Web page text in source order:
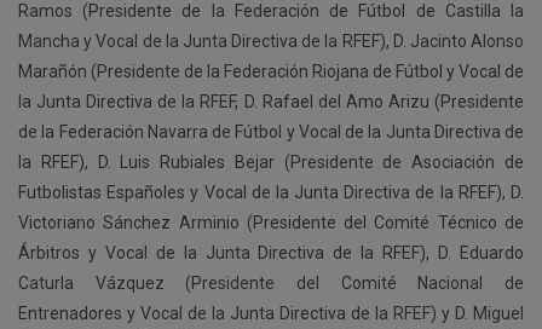
Ramos (Presidente de la Federación de Fútbol de Castilla la
Mancha y Vocal de la Junta Directiva de la RFEF), D. Jacinto Alonso
Marañón (Presidente de la Federación Riojana de Fútbol y Vocal de
la Junta Directiva de la RFEF, D. Rafael del Amo Arizu (Presidente
de la Federación Navarra de Fútbol y Vocal de la Junta Directiva de
la RFEF), D. Luis Rubiales Bejar (Presidente de Asociación de
Futbolistas Españoles y Vocal de la Junta Directiva de la RFEF), D.
Victoriano Sánchez Arminio (Presidente del Comité Técnico de
Árbitros y Vocal de la Junta Directiva de la RFEF), D. Eduardo
Caturla Vázquez (Presidente del Comité Nacional de
Entrenadores y Vocal de la Junta Directiva de la RFEF) y D. Miguel